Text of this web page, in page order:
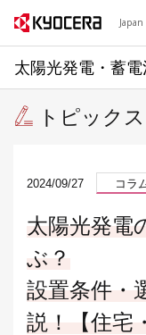
Japan
太陽光発電・蓄
トピックス
2024/09/27 コラ
太陽光発電
ぶ？
設置条件・
説！【住宅